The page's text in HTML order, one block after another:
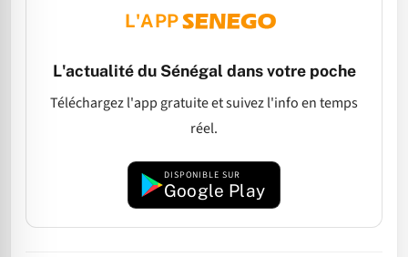
L'APP
L'actualité du Sénégal dans votre poche
Téléchargez l'app gratuite et suivez l'info en temps
réel.
DISPONIBLE SUR
Google Play